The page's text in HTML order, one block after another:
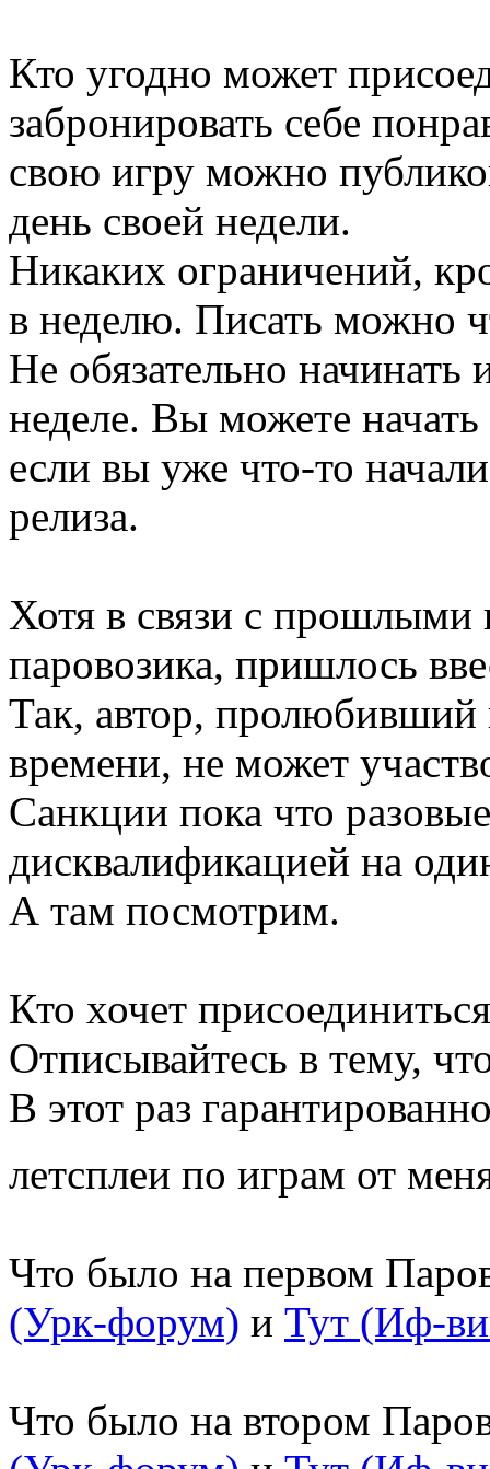
Кто угодно может
забронировать себе
свою игру можно
день своей недели.
Никаких ограничений,
в неделю. Писать можно
Не обязательно начинать
неделе. Вы можете
если вы уже что-то
релиза.
Хотя в связи с прошлыми
паровозика, пришлось
Так, автор, пролюбивший
времени, не может
Санкции пока что
дисквалификацией на
А там посмотрим.
Кто хочет
Отписывайтесь в тему,
В этот раз
летсплеи по играм от
Что было на первом
(Урк-форум) и Тут (Иф-
Что было на втором